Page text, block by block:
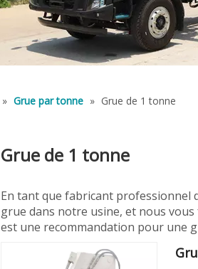
» Grue par tonne » Grue de 1 tonne
Grue de 1 tonne
En tant que fabricant professionnel
grue dans notre usine, et nous
est une recommandation pour une